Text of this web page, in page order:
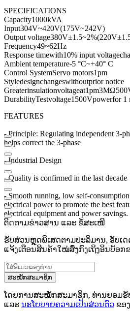
SPECIFICATIONS
Capacity1000kVA
Input304V~420V(175V~242V)
Output voltage380V±1.5~2%(220V±
Frequency49~62Hz
Response timewith10% input voltage
Ambient temperature-5 °C~+40° C
Control SystemServo motors1pm
Styledesignchangeswithoutprior notice
Greaterinsulationvoltageat1pm3MΩ
DurabilityTestvoltage1500Vpowerfor 1
FEATURES
- Principle: Regulating independent 3-
helps correct the 3-phase
- Industrial Design
- Quality is confirmed in the last decade
- Smooth running, low self-
electrical power to promote the best
electrical equipment and power savings.
ຕິດຕາມຂ່າວສານ ແລະ ຂໍ້ສະເໜີ
ຮັບສ່ວນຫຼຸດພິເສດຕາມປະລິມານ, ອັບເ
ແຈ້ງເຕືອນສິນຄ້າໃໝ່ສົ່ງກົງເຖິງອິນບັອກ
ສະໝັກສະມາຊິກ
ໂດຍການສະໝັກສະມາຊິກ, ທ່ານຍອມຮັ
ແລະ ນະໂຍບາຍຄວາມເປັນສ່ວນຕົວ ຂອ